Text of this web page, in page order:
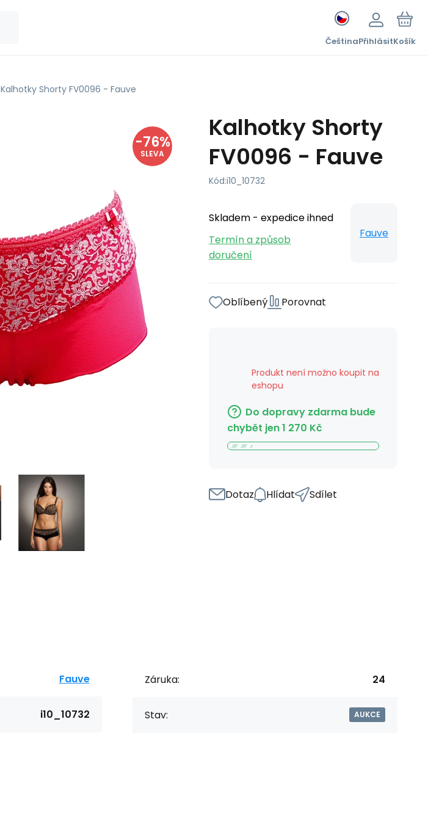
ČeštinaPřihlásitKošík
Kalhotky Shorty FV0096 - Fauve
-76%
SLEVA
Kalhotky Shorty
FV0096 - Fauve
Kód:i10_10732
Skladem - expedice ihned
Termín a způsob
doručení
Fauve
Oblíbený Porovnat
Produkt není možno koupit na
eshopu
Do dopravy zdarma bude
chybět jen1 270 Kč
Dotaz Hlídat Sdílet
Fauve
i10_10732
Záruka: 24
Stav: AUKCE